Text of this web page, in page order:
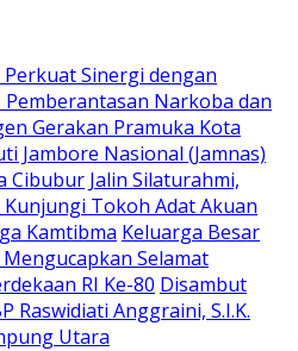
Sinergi dengan
Narkoba dan
Gerakan Pramuka Kota
Jambore Nasional (Jamnas)
Cibubur Jalin Silaturahmi,
Tokoh Adat Akuan
Kamtibma Keluarga Besar
Selamat
RI Ke-80 Disambut
Raswidiati Anggraini, S.I.K.
Utara